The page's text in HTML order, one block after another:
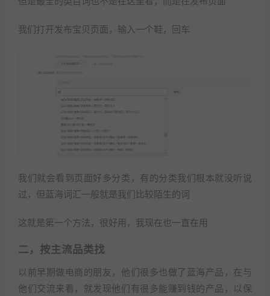
我们打开发布宝贝页面，输入一个鞋，回车
我们就会看到页面好多分类，有的分类我们根本就没听说
过，但蓝海词汇一般就是我们比较陌生的词
这就是第一个方法，很好用，我现在也一直在用
二，按主流品类找
以前早期做电商的朋友，他们很多也做了蓝海产品，在与
他们交流来看，就发现他们有很多能赚到钱的产品，以保